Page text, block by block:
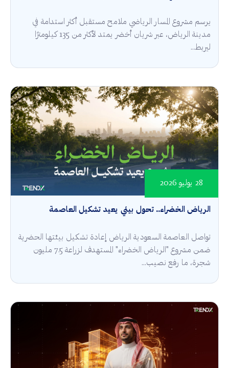
يرسم مشروع المسار الرياضي ملامح مستقبل أكثر استدامة في
مدينة الرياض، عبر شريان أخضر يمتد لأكثر من 135 كيلومترًا
ليربط...
الرياض الخضراء.. تحول بيئي يعيد تشكيل العاصمة
28 يوليو 2026
تواصل العاصمة السعودية الرياض إعادة تشكيل بيئتها الحضرية
ضمن مشروع "الرياض الخضراء" المستهدف لزراعة 7.5 مليون
شجرة، ما رفع نصيب...